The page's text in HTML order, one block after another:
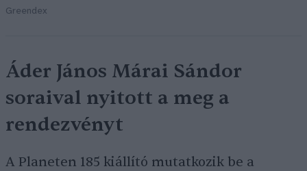
Greendex
Áder János Márai Sándor
soraival nyitott a meg a
rendezvényt
A Planeten 185 kiállító mutatkozik be a